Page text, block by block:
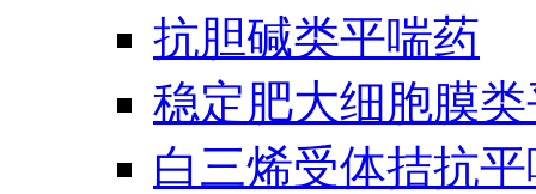
抗胆碱类平喘药
稳定肥大细胞膜
白三烯受体拮抗